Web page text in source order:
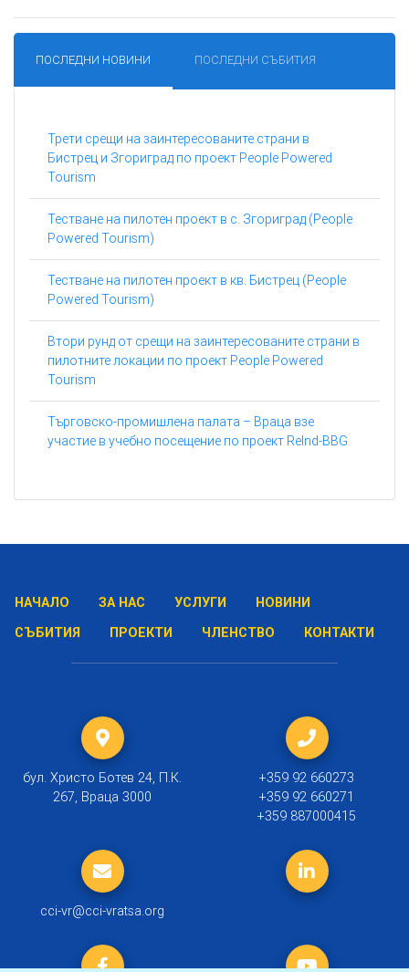
ПОСЛЕДНИ НОВИНИ ПОСЛЕДНИ СЪБИТИЯ
Трети срещи на заинтересованите страни в
Бистрец и Згориград по проект People Powered
Tourism
Тестване на пилотен проект в с. Згориград (People
Powered Tourism)
Тестване на пилотен проект в кв. Бистрец (People
Powered Tourism)
Втори рунд от срещи на заинтересованите страни в
пилотните локации по проект People Powered
Tourism
Търговско-промишлена палата – Враца взе
участие в учебно посещение по проект ReInd-BBG
НАЧАЛО ЗА НАС УСЛУГИ
НОВИНИ
СЪБИТИЯ
ПРОЕКТИ ЧЛЕНСТВО КОНТАКТИ
бул. Христо Ботев 24, П.К.
267, Враца 3000
+359 92 660273
+359 92 660271
+359 887000415
cci-vr@cci-vratsa.org